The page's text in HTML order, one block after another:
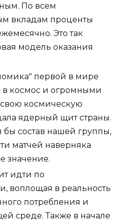
По всем
вкладам проценты
Это так
модель оказания
первой в мире
в космос и огромными
космическую
ядерный щит страны.
бы состав нашей группы,
матчей наверняка
значение.
идти по
воплощая в реальность
потребления и
среде. Также в начале